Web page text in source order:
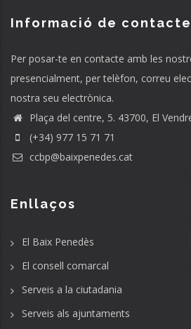
Informació de contacte
Per posar-te en contacte amb les
presencialment, per telèfon, correu
nostra seu electrònica.
Plaça del centre, 5. 43700, El
(+34) 977 15 71 71
ccbp@baixpenedes.cat
Enllaços
El Baix Penedès
El consell comarcal
Serveis a la ciutadania
Serveis als ajuntaments